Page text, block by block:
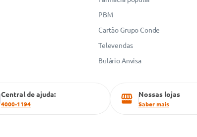
PBM
Cartão Grupo Conde
Televendas
Bulário Anvisa
Central de ajuda:
4000-1194
Nossas lojas
Saber mais